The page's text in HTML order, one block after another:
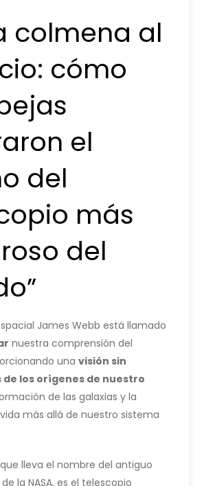
colmena al
cómo
el
del
más
del
James Webb está llamado
nuestra comprensión del
unavisión sin
los orígenes de nuestro
de las galaxias y la
más allá de nuestro sistema
lleva el nombre del antiguo
la NASA, es el telescopio